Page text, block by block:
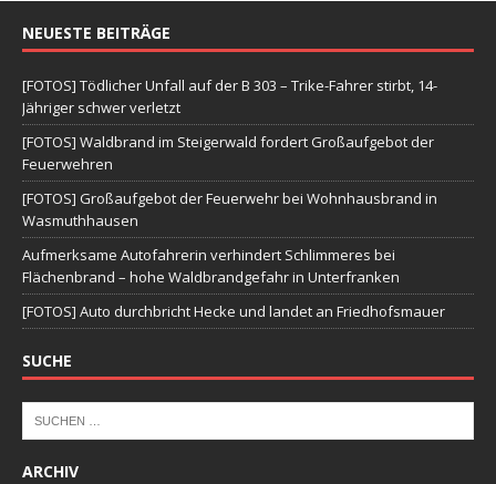
NEUESTE BEITRÄGE
[FOTOS] Tödlicher Unfall auf der B 303 – Trike-Fahrer stirbt, 14-
Jähriger schwer verletzt
[FOTOS] Waldbrand im Steigerwald fordert Großaufgebot der
Feuerwehren
[FOTOS] Großaufgebot der Feuerwehr bei Wohnhausbrand in
Wasmuthhausen
Aufmerksame Autofahrerin verhindert Schlimmeres bei
Flächenbrand – hohe Waldbrandgefahr in Unterfranken
[FOTOS] Auto durchbricht Hecke und landet an Friedhofsmauer
SUCHE
ARCHIV